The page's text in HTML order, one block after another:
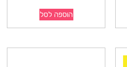
הוספה לסל